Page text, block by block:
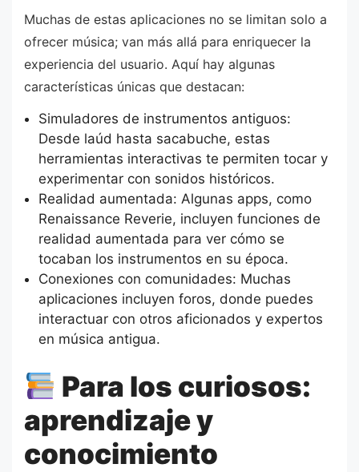
Muchas de estas aplicaciones no se limitan solo a
ofrecer música; van más allá para enriquecer la
experiencia del usuario. Aquí hay algunas
características únicas que destacan:
Simuladores de instrumentos antiguos:
Desde laúd hasta sacabuche, estas
herramientas interactivas te permiten tocar y
experimentar con sonidos históricos.
Realidad aumentada: Algunas apps, como
Renaissance Reverie, incluyen funciones de
realidad aumentada para ver cómo se
tocaban los instrumentos en su época.
Conexiones con comunidades: Muchas
aplicaciones incluyen foros, donde puedes
interactuar con otros aficionados y expertos
en música antigua.
Para los curiosos:
aprendizaje y
conocimiento